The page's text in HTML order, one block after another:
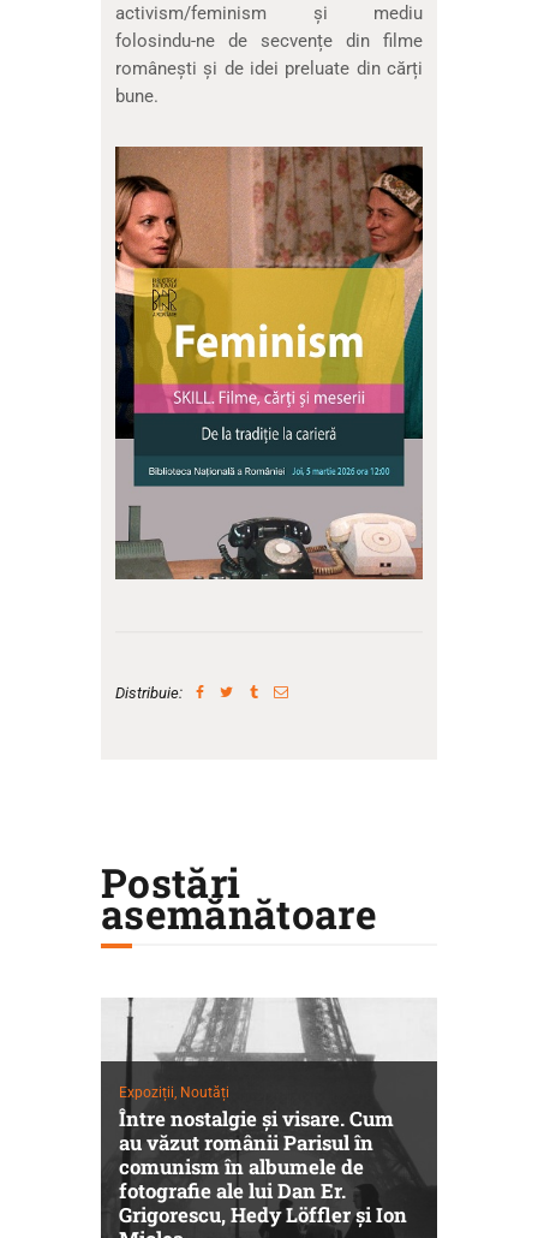
activism/feminism și mediu
folosindu-ne de secvențe din filme
românești și de idei preluate din cărți
bune.
Distribuie:
Postări
asemănătoare
Expoziții, Noutăți
Între nostalgie şi visare. Cum
au văzut românii Parisul în
comunism în albumele de
fotografie ale lui Dan Er.
Grigorescu, Hedy Löffler şi Ion